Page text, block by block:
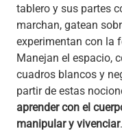
tablero y sus partes
marchan, gatean
experimentan con la
Manejan el espacio,
cuadros blancos y
partir de estas
aprender con el
manipular y vivenciar.